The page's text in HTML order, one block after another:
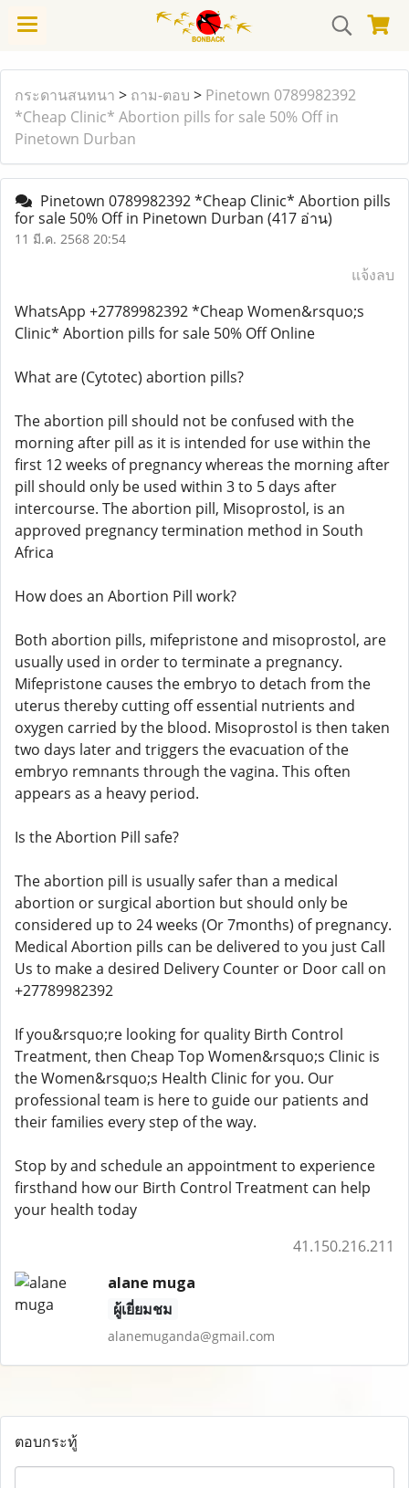
กระดานสนทนา > ถาม-ตอบ > Pinetown 0789982392
*Cheap Clinic* Abortion pills for sale 50% Off in
Pinetown Durban
Pinetown 0789982392 *Cheap Clinic* Abortion pills
for sale 50% Off in Pinetown Durban (417 อ่าน)
11 มี.ค. 2568 20:54
แจ้งลบ
WhatsApp +27789982392 *Cheap Women&rsquo;s
Clinic* Abortion pills for sale 50% Off Online
What are (Cytotec) abortion pills?
The abortion pill should not be confused with the
morning after pill as it is intended for use within the
first 12 weeks of pregnancy whereas the morning after
pill should only be used within 3 to 5 days after
intercourse. The abortion pill, Misoprostol, is an
approved pregnancy termination method in South
Africa
How does an Abortion Pill work?
Both abortion pills, mifepristone and misoprostol, are
usually used in order to terminate a pregnancy.
Mifepristone causes the embryo to detach from the
uterus thereby cutting off essential nutrients and
oxygen carried by the blood. Misoprostol is then taken
two days later and triggers the evacuation of the
embryo remnants through the vagina. This often
appears as a heavy period.
Is the Abortion Pill safe?
The abortion pill is usually safer than a medical
abortion or surgical abortion but should only be
considered up to 24 weeks (Or 7months) of pregnancy.
Medical Abortion pills can be delivered to you just Call
Us to make a desired Delivery Counter or Door call on
+27789982392
If you&rsquo;re looking for quality Birth Control
Treatment, then Cheap Top Women&rsquo;s Clinic is
the Women&rsquo;s Health Clinic for you. Our
professional team is here to guide our patients and
their families every step of the way.
Stop by and schedule an appointment to experience
firsthand how our Birth Control Treatment can help
your health today
41.150.216.211
alane muga
ผู้เยี่ยมชม
alanemuganda@gmail.com
ตอบกระทู้